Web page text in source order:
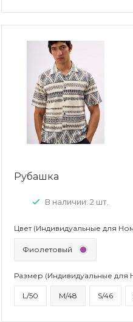
Рубашка
В наличии: 2 шт.
Цвет (Индивидуальные для
Фиолетовый
Размер (Индивидуальные для
L/50 M/48 S/46